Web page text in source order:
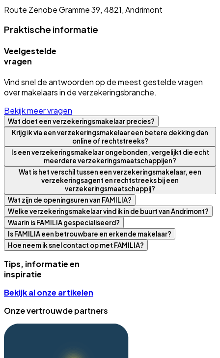
Route Zenobe Gramme 39, 4821, Andrimont
Praktische informatie
Veelgestelde
vragen
Vind snel de antwoorden op de meest gestelde vragen
over makelaars in de verzekeringsbranche.
Bekijk meer vragen
Wat doet een verzekeringsmakelaar precies?
Krijg ik via een verzekeringsmakelaar een betere dekking dan
online of rechtstreeks?
Is een verzekeringsmakelaar ongebonden, vergelijkt die echt
meerdere verzekeringsmaatschappijen?
Wat is het verschil tussen een verzekeringsmakelaar, een
verzekeringsagent en rechtstreeks bij een
verzekeringsmaatschappij?
Wat zijn de openingsuren van FAMILIA?
Welke verzekeringsmakelaar vind ik in de buurt van Andrimont?
Waarin is FAMILIA gespecialiseerd?
Is FAMILIA een betrouwbare en erkende makelaar?
Hoe neem ik snel contact op met FAMILIA?
Tips, informatie en
inspiratie
Bekijk al onze artikelen
Onze vertrouwde partners